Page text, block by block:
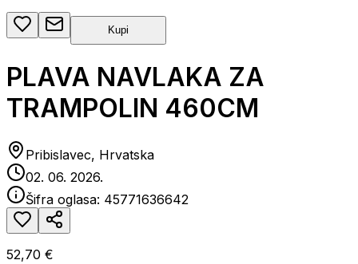
Kupi
PLAVA NAVLAKA ZA
TRAMPOLIN 460CM
Pribislavec, Hrvatska
02. 06. 2026.
Šifra oglasa: 45771636642
52,70 €